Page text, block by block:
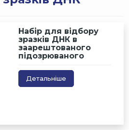
Набір для відбору
зразків ДНК в
заарештованого
підозрюваного
Детальніше